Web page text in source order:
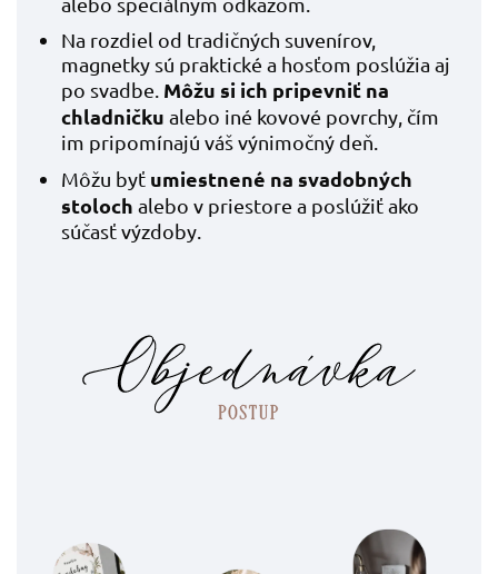
Na rozdiel od tradičných suvenírov,
magnetky sú praktické a hosťom poslúžia aj
po svadbe. Môžu si ich pripevniť na
chladničku alebo iné kovové povrchy, čím
im pripomínajú váš výnimočný deň.
Môžu byť umiestnené na svadobných
stoloch alebo v priestore a poslúžiť ako
súčasť výzdoby.